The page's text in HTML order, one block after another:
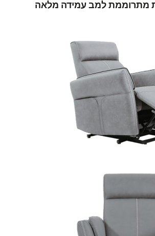
מתרוממת למב עמידה מלאה